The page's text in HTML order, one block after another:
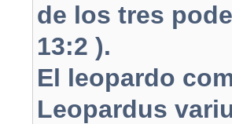
de los tres
13:2 ).
El leopardo
Leopardus